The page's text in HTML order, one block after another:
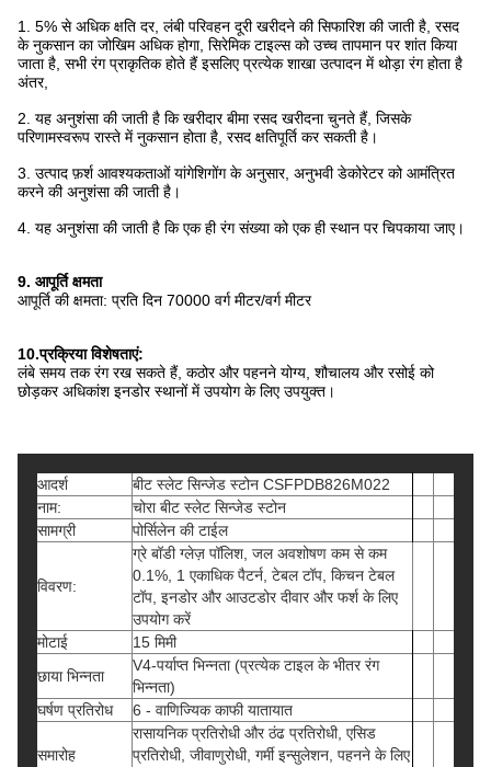
1. 5% से अधिक क्षति दर, लंबी परिवहन दूरी खरीदने की सिफारिश की जाती है, रसद
के नुकसान का जोखिम अधिक होगा, सिरेमिक टाइल्स को उच्च तापमान पर शांत किया
जाता है, सभी रंग प्राकृतिक होते हैं इसलिए प्रत्येक शाखा उत्पादन में थोड़ा रंग होता है
अंतर,
2. यह अनुशंसा की जाती है कि खरीदार बीमा रसद खरीदना चुनते हैं, जिसके
परिणामस्वरूप रास्ते में नुकसान होता है, रसद क्षतिपूर्ति कर सकती है।
3. उत्पाद फ़र्श आवश्यकताओं यांगेशिगोंग के अनुसार, अनुभवी डेकोरेटर को आमंत्रित
करने की अनुशंसा की जाती है।
4. यह अनुशंसा की जाती है कि एक ही रंग संख्या को एक ही स्थान पर चिपकाया जाए।
9. आपूर्ति क्षमता
आपूर्ति की क्षमता: प्रति दिन 70000 वर्ग मीटर/वर्ग मीटर
10.प्रक्रिया विशेषताएं:
लंबे समय तक रंग रख सकते हैं, कठोर और पहनने योग्य, शौचालय और रसोई को
छोड़कर अधिकांश इनडोर स्थानों में उपयोग के लिए उपयुक्त।
आदर्श
बीट स्लेट सिन्जेड स्टोन CSFPDB826M022
नाम:
चोरा बीट स्लेट सिन्जेड स्टोन
सामग्री
पोर्सिलेन की टाईल
विवरण:
ग्रे बॉडी ग्लेज़ पॉलिश, जल अवशोषण कम से कम
0.1%, 1 एकाधिक पैटर्न, टेबल टॉप, किचन टेबल
टॉप, इनडोर और आउटडोर दीवार और फर्श के लिए
उपयोग करें
मोटाई
15 मिमी
छाया भिन्नता
V4-पर्याप्त भिन्नता (प्रत्येक टाइल के भीतर रंग
भिन्नता)
घर्षण प्रतिरोध
6 - वाणिज्यिक काफी यातायात
समारोह
रासायनिक प्रतिरोधी और ठंढ प्रतिरोधी, एसिड
प्रतिरोधी, जीवाणुरोधी, गर्मी इन्सुलेशन, पहनने के लिए